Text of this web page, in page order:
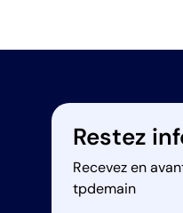
Restez
Recevez en
tpdemain